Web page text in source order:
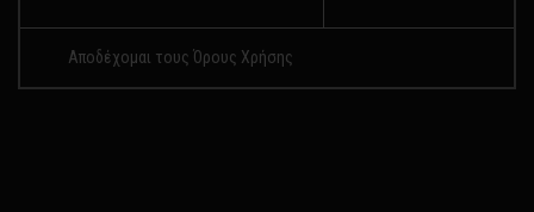
Αποδέχομαι τους Όρους Χρήσης